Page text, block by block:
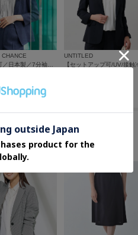
【手洗い可／日本製／7分袖／UVケア】リネンライク テーラードジャケット
UNTITLED
はコチラの商品も
ています